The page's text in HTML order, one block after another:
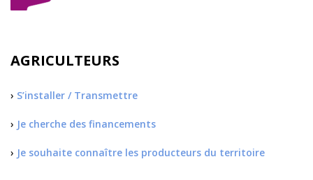
AGRICULTEURS
› S’installer / Transmettre
› Je cherche des financements
› Je souhaite connaître les producteurs du territoire